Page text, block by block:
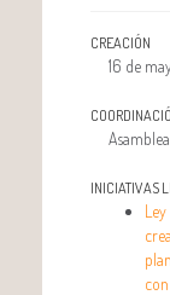
CREACIÓN
16 de
INICIATIVAS